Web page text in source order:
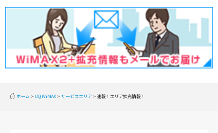
甲信越
北陸
2020年1月(2)
2019年12月(2)
2019年11月(2)
2019年10月(1)
ホーム UQ WiMAX サービスエリア 速報！エリア拡充情報！